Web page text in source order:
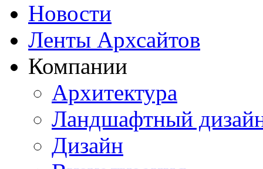
Новости
Ленты Архсайтов
Компании
Архитектура
Ландшафтный
Дизайн